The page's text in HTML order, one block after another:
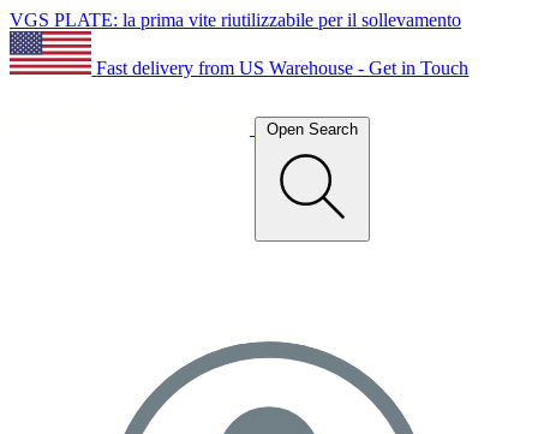
VGS PLATE: la prima vite riutilizzabile per il sollevamento
Fast delivery from US Warehouse - Get in Touch
Open Search